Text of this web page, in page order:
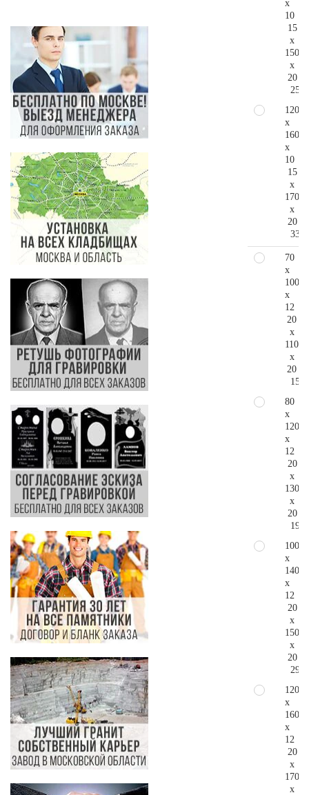
x
10
15
x
150
x
20
120
x
160
x
10
15
x
170
x
20
70
x
100
x
12
20
x
110
x
20
80
x
120
x
12
20
x
130
x
20
100
x
140
x
12
20
x
150
x
20
120
x
160
x
12
20
x
170
x